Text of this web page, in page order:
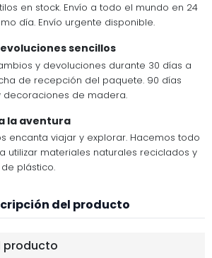
en stock. Envío a todo el mundo en 24
día. Envío urgente disponible.
sencillos
y devoluciones durante 30 días a
de recepción del paquete. 90 días
decoraciones de madera.
la aventura
encanta viajar y explorar. Hacemos todo
utilizar materiales naturales reciclados y
plástico.
del producto
producto